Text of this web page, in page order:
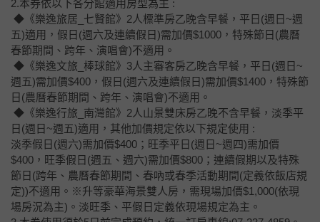
2.本券依以下各分館適用房型為主 :
◆《樂逸旅居_七賢館》2人標準房乙晚含早餐，平日(週日~週
五)適用，假日(週六及連續假日)需加價$1000，特殊節日(農曆
春節期間、跨年、演唱會)不適用。
◆《樂逸文旅_棒球館》3人主審客房乙晚含早餐，平日(週日~
週五)需加價$400，假日(週六及連續假日)需加價$1400，特殊節
日(農曆春節期間、跨年、演唱會)不適用。
◆《樂逸行旅_南灣館》2人山景雙床房乙晚不含早餐，淡季平
日(週日~週五)適用，其他加價規定依以下規定使用 :
淡季假日(週六)需加價$400；旺季平日(週日~週四)需加價
$400，旺季假日(週五、週六)需加價$800；連續假期以及特殊
節日(跨年、農曆春節期間、春吶或春季活動期間(定義依飯店規
定))不適用。※升等豪華海景雙人房，需現場加價$1,000(依現
場房況為主)。淡旺季、平假日定義依現場規定為主。